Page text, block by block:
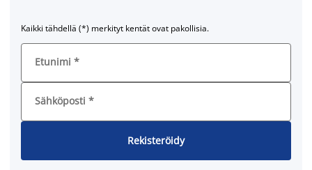
Kaikki tähdellä (*) merkityt kentät ovat pakollisia.
Etunimi *
Sähköposti *
Rekisteröidy